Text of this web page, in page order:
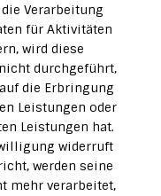
Verarbeitung
für Aktivitäten
wird diese
durchgeführt,
die Erbringung
Leistungen oder
Leistungen hat.
widerruft
werden seine
mehr verarbeitet,